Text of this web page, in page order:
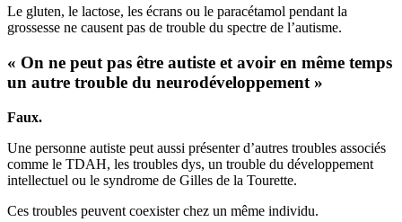
Le gluten, le lactose, les écrans ou le paracétamol pendant la
grossesse ne causent pas de trouble du spectre de l’autisme.
« On ne peut pas être autiste et avoir en même temps
un autre trouble du neurodéveloppement »
Faux.
Une personne autiste peut aussi présenter d’autres troubles associés
comme le TDAH, les troubles dys, un trouble du développement
intellectuel ou le syndrome de Gilles de la Tourette.
Ces troubles peuvent coexister chez un même individu.